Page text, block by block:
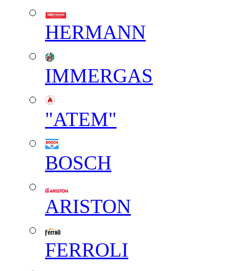
HERMANN
IMMERGAS
"АТЕМ"
BOSCH
ARISTON
FERROLI